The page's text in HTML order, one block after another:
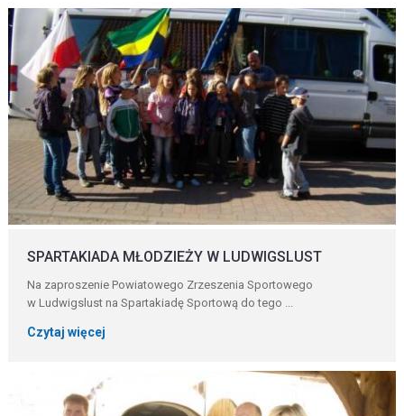
SPARTAKIADA MŁODZIEŻY W LUDWIGSLUST
Na zaproszenie Powiatowego Zrzeszenia Sportowego
w Ludwigslust na Spartakiadę Sportową do tego ...
Czytaj więcej